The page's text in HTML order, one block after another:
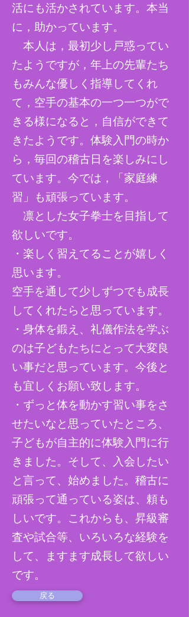
活にも活かされています。本当
に，助かっています。
本人は，最初少し戸惑ってい
たようですが，年上の先輩たち
もみんな優しく指導してくれ
て，空手の基本の一つ一つがで
きる様になると，自信ができて
きたようです。体験入門の時か
ら，毎回の稽古日を楽しみにし
ています。今では，「家庭練
習」も頑張っています。
凛とした女子拳士を目指して
欲しいです。
・楽しく習えてることが嬉しく
思います。
空手を通して少しずつでも成長
してくれたらと思っています。
​・身体を鍛え、礼儀作法を学ぶ
のは子どもたちにとって大変良
い事だと思っています。今後と
も宜しくお願い致します。
​・ずっと体を動かす習い事をさ
せたいなと思っていたところ、
子どもが自主的に体験入門に行
きました。そして、入会したい
と言って、始めました。稽古に
頑張って通っている姿は、頼も
しいです。これからも、昇級審
査や試合等、いろいろな経験を
して、ますます成長して欲しい
です。
戻る